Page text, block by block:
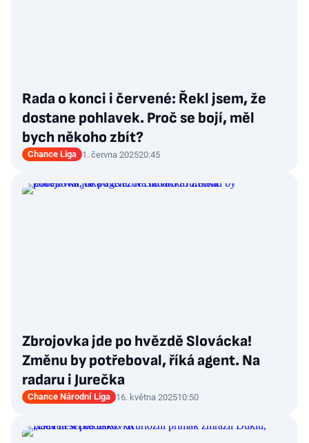
Rada o konci i červené: Řekl jsem, že
dostane pohlavek. Proč se bojí, měl
bych někoho zbít?
Chance Liga 1. června 202520:45
Zbrojovka jde po hvězdě Slovácka!
Změnu by potřeboval, říká agent. Na
radaru i Jurečka
Chance Národní Liga 16. května 202510:50